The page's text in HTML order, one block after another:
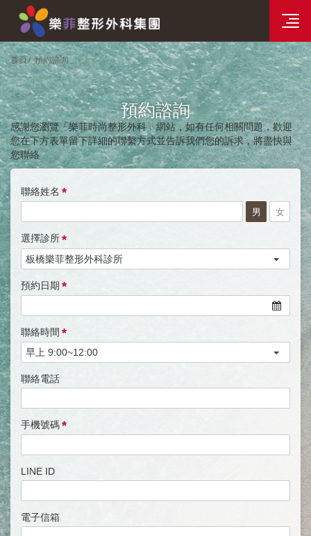
樂菲時尚整形選單
首頁 預約諮詢
預約諮詢
感謝您瀏覽「樂菲時尚整形外科」網站，如有任何相關問題，歡迎
您在下方表單留下詳細的聯繫方式並告訴我們您的訴求，將盡快與
您聯絡
聯絡姓名 *
男 女
選擇診所*
預約日期 *
聯絡時間 *
聯絡電話
手機號碼*
LINE ID
電子信箱
分院資訊